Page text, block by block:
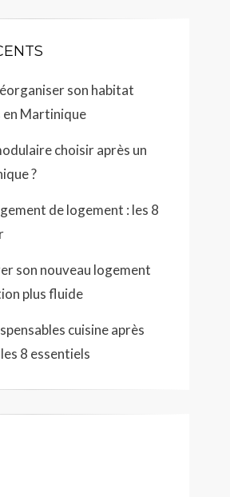
son habitat
en Martinique
choisir après un
?
de logement : les 8
son nouveau logement
plus fluide
cuisine après
8 essentiels